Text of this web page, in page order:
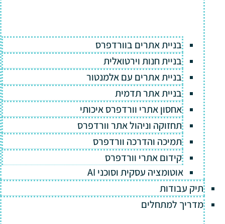
בניית אתרים בוורדפרס
בניית חנות וירטואלית
בניית אתרים עם אלמנטור
בניית אתר תדמית
אחסון אתרי וורדפרס איכותי
תחזוקה וניהול אתר וורדפרס
תמיכה והדרכה וורדפרס
קידום אתרי וורדפרס
אוטומציה עסקית וסוכני AI
תיק עבודות
מדריך למתחלים